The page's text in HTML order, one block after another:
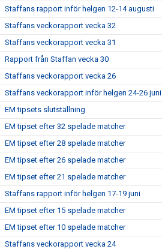
Staffans rapport inför helgen 12-14 augusti
Staffans veckorapport vecka 32
Staffans veckorapport vecka 31
Rapport från Staffan vecka 30
Staffans veckorapport vecka 26
Staffans veckorapport inför helgen 24-26 juni
EM tipsets slutställning
EM tipset efter 32 spelade matcher
EM tipset efter 28 spelade matcher
EM tipset efter 26 spelade matcher
EM tipset efter 21 spelade matcher
Staffans rapport inför helgen 17-19 juni
EM tipset efter 15 spelade matcher
EM tipset efter 10 spelade matcher
Staffans veckorapport vecka 24